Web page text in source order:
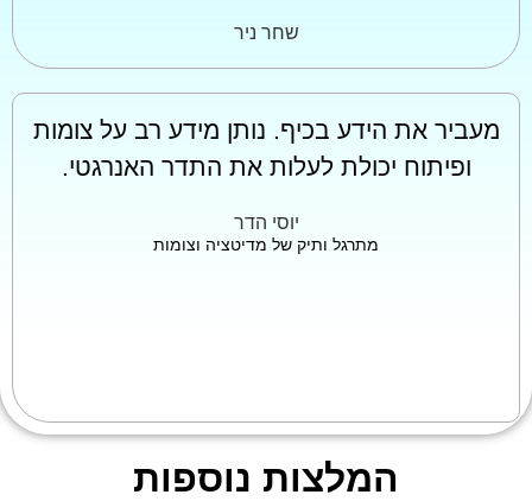
שחר ניר
מעביר את הידע בכיף. נותן מידע רב על צומות
ופיתוח יכולת לעלות את התדר האנרגטי.
יוסי הדר
מתרגל ותיק של מדיטציה וצומות
המלצות נוספות